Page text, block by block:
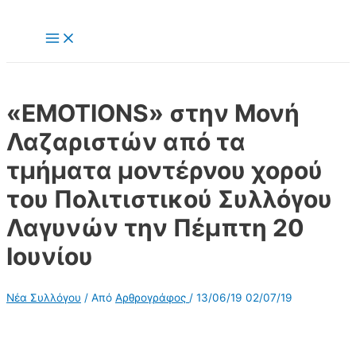
περιεχόμενο
Main
Menu
«EMOTIONS» στην Μονή
Λαζαριστών από τα
τμήματα μοντέρνου χορού
του Πολιτιστικού Συλλόγου
Λαγυνών την Πέμπτη 20
Ιουνίου
Νέα Συλλόγου / Από Αρθρογράφος / 13/06/19 02/07/19